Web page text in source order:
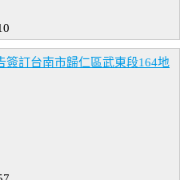
簽訂台南市歸仁區武東段164地